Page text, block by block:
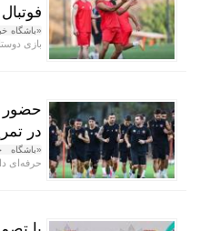
«باشگاه
بازی
حضور
در
«باشگاه
حرفه‌ای